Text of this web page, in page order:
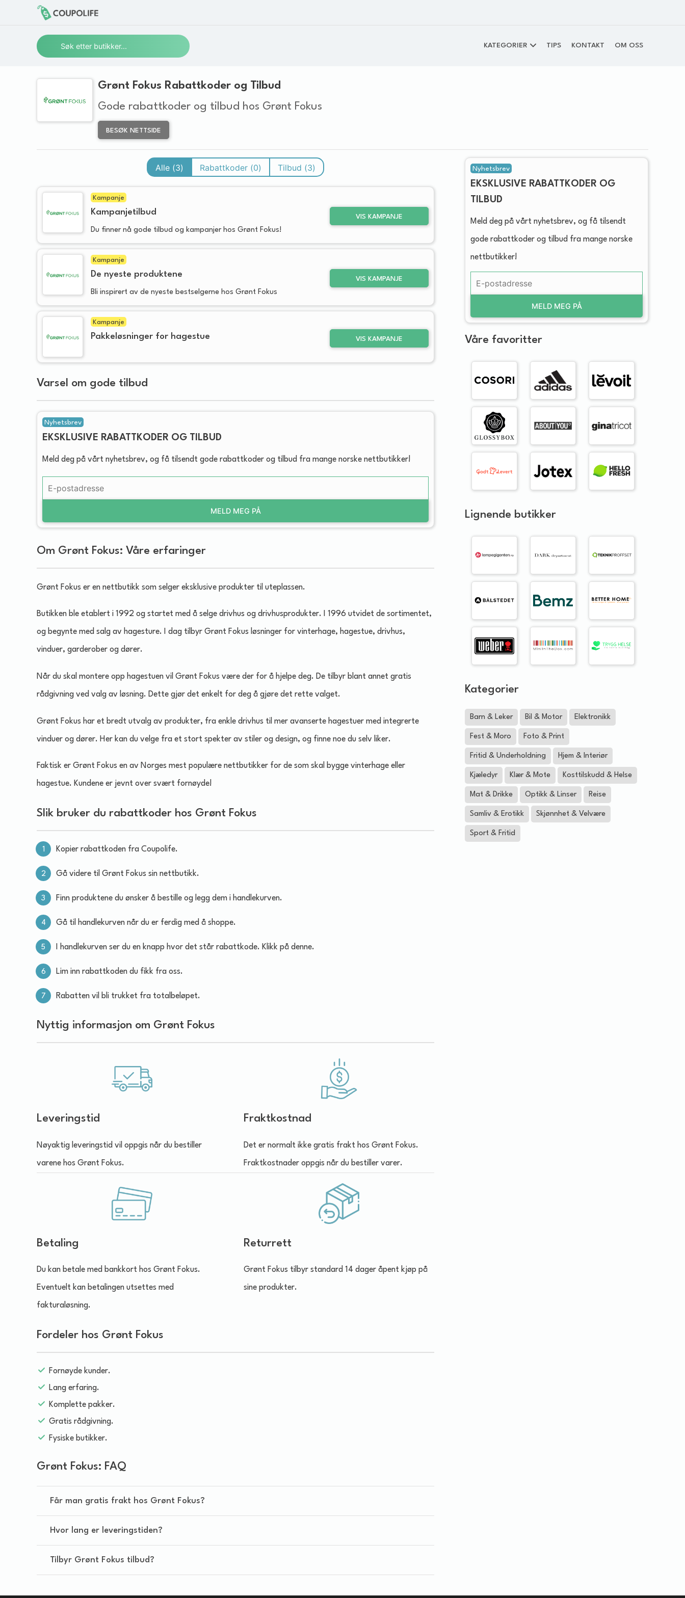
KATEGORIER TIPS KONTAKT OM OSS
Grønt Fokus Rabattkoder og Tilbud
Gode rabattkoder og tilbud hos Grønt Fokus
BESØK NETTSIDE
Alle (3) Rabattkoder (0) Tilbud (3)
Kampanje
Kampanjetilbud
Du finner nå gode tilbud og kampanjer hos Grønt Fokus!
VIS KAMPANJE
Kampanje
De nyeste produktene
Bli inspirert av de nyeste bestselgerne hos Grønt Fokus
VIS KAMPANJE
Kampanje
Pakkeløsninger for hagestue VIS KAMPANJE
Varsel om gode tilbud
Nyhetsbrev
EKSKLUSIVE RABATTKODER OG TILBUD
Meld deg på vårt nyhetsbrev, og få tilsendt gode rabattkoder og tilbud fra mange norske nettbutikker!
MELD MEG PÅ
Om Grønt Fokus: Våre erfaringer
Grønt Fokus er en nettbutikk som selger eksklusive produkter til uteplassen.
Butikken ble etablert i 1992 og startet med å selge drivhus og drivhusprodukter. I 1996 utvidet de sortimentet,
og begynte med salg av hagesture. I dag tilbyr Grønt Fokus løsninger for vinterhage, hagestue, drivhus,
vinduer, garderober og dører.
Når du skal montere opp hagestuen vil Grønt Fokus være der for å hjelpe deg. De tilbyr blant annet gratis
rådgivning ved valg av løsning. Dette gjør det enkelt for deg å gjøre det rette valget.
Grønt Fokus har et bredt utvalg av produkter, fra enkle drivhus til mer avanserte hagestuer med integrerte
vinduer og dører. Her kan du velge fra et stort spekter av stiler og design, og finne noe du selv liker.
Faktisk er Grønt Fokus en av Norges mest populære nettbutikker for de som skal bygge vinterhage eller
hagestue. Kundene er jevnt over svært fornøyde!
Slik bruker du rabattkoder hos Grønt Fokus
Kopier rabattkoden fra Coupolife.
Gå videre til Grønt Fokus sin nettbutikk.
Finn produktene du ønsker å bestille og legg dem i handlekurven.
Gå til handlekurven når du er ferdig med å shoppe.
I handlekurven ser du en knapp hvor det står rabattkode. Klikk på denne.
Lim inn rabattkoden du fikk fra oss.
Rabatten vil bli trukket fra totalbeløpet.
Nyttig informasjon om Grønt Fokus
Leveringstid
Nøyaktig leveringstid vil oppgis når du bestiller
varene hos Grønt Fokus.
Fraktkostnad
Det er normalt ikke gratis frakt hos Grønt Fokus.
Fraktkostnader oppgis når du bestiller varer.
Betaling
Du kan betale med bankkort hos Grønt Fokus.
Eventuelt kan betalingen utsettes med
fakturaløsning.
Returrett
Grønt Fokus tilbyr standard 14 dager åpent kjøp på
sine produkter.
Fordeler hos Grønt Fokus
Fornøyde kunder.
Lang erfaring.
Komplette pakker.
Gratis rådgivning.
Fysiske butikker.
Grønt Fokus: FAQ
Får man gratis frakt hos Grønt Fokus?
Hvor lang er leveringstiden?
Tilbyr Grønt Fokus tilbud?
Nyhetsbrev
EKSKLUSIVE RABATTKODER OG
TILBUD
Meld deg på vårt nyhetsbrev, og få tilsendt
gode rabattkoder og tilbud fra mange norske
nettbutikker!
MELD MEG PÅ
Våre favoritter
Lignende butikker
Kategorier
Barn & Leker Bil & Motor Elektronikk
Fest & Moro Foto & Print
Fritid & Underholdning Hjem & Interiør
Kjæledyr Klær & Mote Kosttilskudd & Helse
Mat & Drikke Optikk & Linser Reise
Samliv & Erotikk Skjønnhet & Velvære
Sport & Fritid